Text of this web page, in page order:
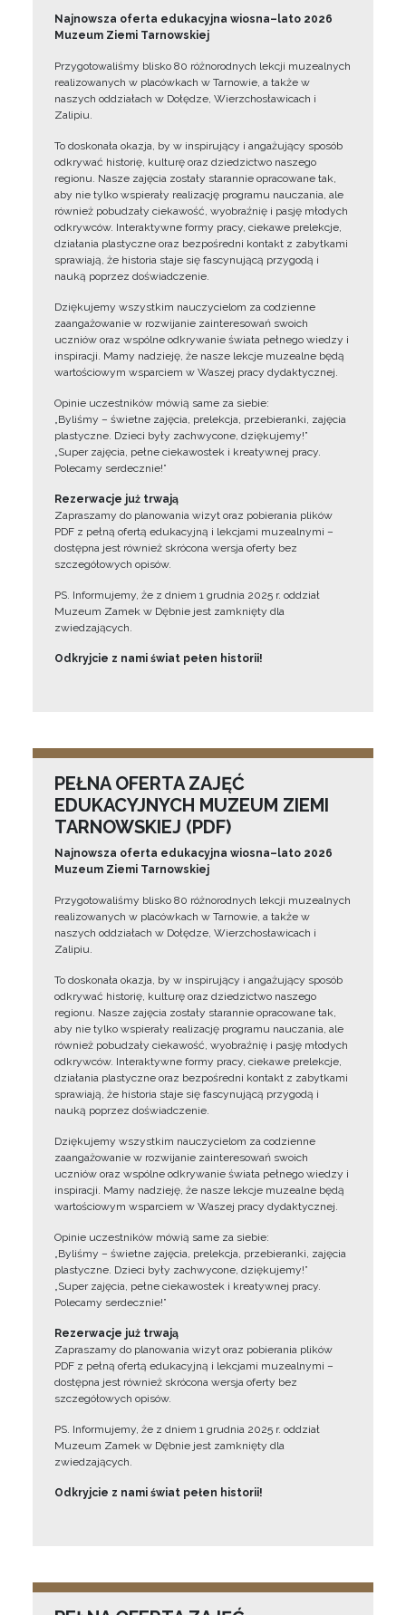
Najnowsza oferta edukacyjna wiosna–lato 2026
Muzeum Ziemi Tarnowskiej
Przygotowaliśmy blisko 80 różnorodnych lekcji muzealnych
realizowanych w placówkach w Tarnowie, a także w
naszych oddziałach w Dołędze, Wierzchosławicach i
Zalipiu.
To doskonała okazja, by w inspirujący i angażujący sposób
odkrywać historię, kulturę oraz dziedzictwo naszego
regionu. Nasze zajęcia zostały starannie opracowane tak,
aby nie tylko wspierały realizację programu nauczania, ale
również pobudzały ciekawość, wyobraźnię i pasję młodych
odkrywców. Interaktywne formy pracy, ciekawe prelekcje,
działania plastyczne oraz bezpośredni kontakt z zabytkami
sprawiają, że historia staje się fascynującą przygodą i
nauką poprzez doświadczenie.
Dziękujemy wszystkim nauczycielom za codzienne
zaangażowanie w rozwijanie zainteresowań swoich
uczniów oraz wspólne odkrywanie świata pełnego wiedzy i
inspiracji. Mamy nadzieję, że nasze lekcje muzealne będą
wartościowym wsparciem w Waszej pracy dydaktycznej.
Opinie uczestników mówią same za siebie:
„Byliśmy – świetne zajęcia, prelekcja, przebieranki, zajęcia
plastyczne. Dzieci były zachwycone, dziękujemy!”
„Super zajęcia, pełne ciekawostek i kreatywnej pracy.
Polecamy serdecznie!”
Rezerwacje już trwają
Zapraszamy do planowania wizyt oraz pobierania plików
PDF z pełną ofertą edukacyjną i lekcjami muzealnymi –
dostępna jest również skrócona wersja oferty bez
szczegółowych opisów.
PS. Informujemy, że z dniem 1 grudnia 2025 r. oddział
Muzeum Zamek w Dębnie jest zamknięty dla
zwiedzających.
Odkryjcie z nami świat pełen historii!
PEŁNA OFERTA ZAJĘĆ
EDUKACYJNYCH MUZEUM ZIEMI
TARNOWSKIEJ (PDF)
Najnowsza oferta edukacyjna wiosna–lato 2026
Muzeum Ziemi Tarnowskiej
Przygotowaliśmy blisko 80 różnorodnych lekcji muzealnych
realizowanych w placówkach w Tarnowie, a także w
naszych oddziałach w Dołędze, Wierzchosławicach i
Zalipiu.
To doskonała okazja, by w inspirujący i angażujący sposób
odkrywać historię, kulturę oraz dziedzictwo naszego
regionu. Nasze zajęcia zostały starannie opracowane tak,
aby nie tylko wspierały realizację programu nauczania, ale
również pobudzały ciekawość, wyobraźnię i pasję młodych
odkrywców. Interaktywne formy pracy, ciekawe prelekcje,
działania plastyczne oraz bezpośredni kontakt z zabytkami
sprawiają, że historia staje się fascynującą przygodą i
nauką poprzez doświadczenie.
Dziękujemy wszystkim nauczycielom za codzienne
zaangażowanie w rozwijanie zainteresowań swoich
uczniów oraz wspólne odkrywanie świata pełnego wiedzy i
inspiracji. Mamy nadzieję, że nasze lekcje muzealne będą
wartościowym wsparciem w Waszej pracy dydaktycznej.
Opinie uczestników mówią same za siebie:
„Byliśmy – świetne zajęcia, prelekcja, przebieranki, zajęcia
plastyczne. Dzieci były zachwycone, dziękujemy!”
„Super zajęcia, pełne ciekawostek i kreatywnej pracy.
Polecamy serdecznie!”
Rezerwacje już trwają
Zapraszamy do planowania wizyt oraz pobierania plików
PDF z pełną ofertą edukacyjną i lekcjami muzealnymi –
dostępna jest również skrócona wersja oferty bez
szczegółowych opisów.
PS. Informujemy, że z dniem 1 grudnia 2025 r. oddział
Muzeum Zamek w Dębnie jest zamknięty dla
zwiedzających.
Odkryjcie z nami świat pełen historii!